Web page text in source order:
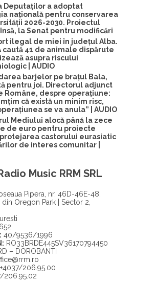
Deputaților a adoptat
națională pentru conservarea
2026-2030. Proiectul
la Senat pentru modificări
ilegal de miei în județul Alba.
caută 41 de animale dispărute
asupra riscului
| AUDIO
barjelor pe brațul Bala,
pentru joi. Directorul adjunct
Române, despre operațiune:
că există un minim risc,
se va anula” | AUDIO
Mediului alocă până la zece
de euro pentru proiecte
castorului eurasiatic
de interes comunitar |
Music RRM SRL
Pipera, nr. 46D-46E-48,
Oregon Park | Sector 2,
40/9536/1996
RO33BRDE445SV36170794450
– DOROBANTI
+4037/206.95.00
206.95.02